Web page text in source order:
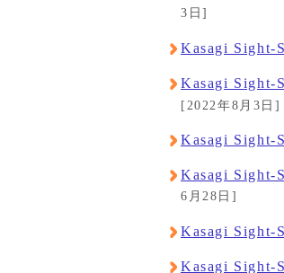
3日]
Kasagi
Kasagi Sight-
[2022年8月3日]
Kasagi
Kasagi Sight-
6月28日]
Kasagi
Kasagi